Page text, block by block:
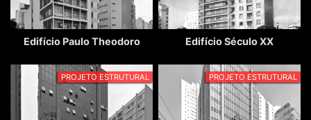
Edifício Paulo Theodoro Edifício Século XX
PROJETO ESTRUTURAL PROJETO ESTRUTURAL